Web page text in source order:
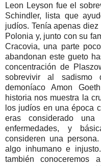
Leon Leyson fue el
Schindler, lista que
judíos. Tenía apenas
Polonia y, junto con su
Cracovia, una parte
abandonan este gueto
concentración de
sobrevivir al
demoníaco Amon
historia nos muestra la
los judíos en una época
eras considerado
enfermedades, y
consideren una
algo inhumano e
también